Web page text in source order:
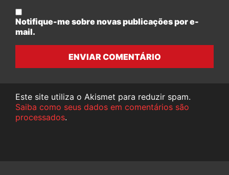
Notifique-me sobre novas publicações por e-
mail.
ENVIAR COMENTÁRIO
Este site utiliza o Akismet para reduzir spam.
Saiba como seus dados em comentários são
processados.